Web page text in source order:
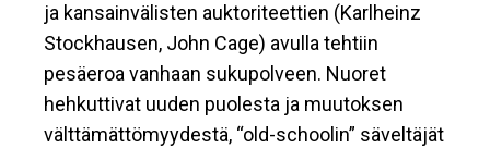
ja kansainvälisten auktoriteettien (Karlheinz
Stockhausen, John Cage) avulla tehtiin
pesäeroa vanhaan sukupolveen. Nuoret
hehkuttivat uuden puolesta ja muutoksen
välttämättömyydestä, “old-schoolin” säveltäjät